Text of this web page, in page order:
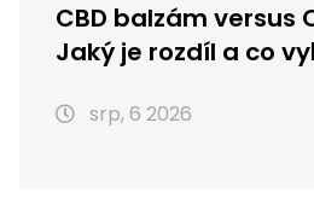
CBD balzám versus
Jaký je rozdíl a co
srp, 6 2026